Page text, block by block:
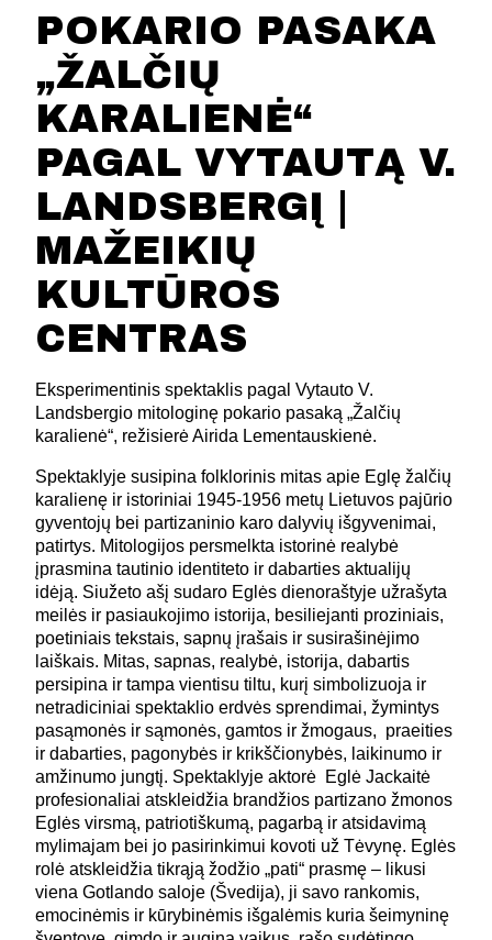
POKARIO PASAKA
„ŽALČIŲ
KARALIENĖ“
PAGAL VYTAUTĄ V.
LANDSBERGĮ |
MAŽEIKIŲ
KULTŪROS
CENTRAS
Eksperimentinis spektaklis pagal Vytauto V.
Landsbergio mitologinę pokario pasaką „Žalčių
karalienė“, režisierė Airida Lementauskienė.
Spektaklyje susipina folklorinis mitas apie Eglę žalčių
karalienę ir istoriniai 1945-1956 metų Lietuvos pajūrio
gyventojų bei partizaninio karo dalyvių išgyvenimai,
patirtys. Mitologijos persmelkta istorinė realybė
įprasmina tautinio identiteto ir dabarties aktualijų
idėją. Siužeto ašį sudaro Eglės dienoraštyje užrašyta
meilės ir pasiaukojimo istorija, besiliejanti proziniais,
poetiniais tekstais, sapnų įrašais ir susirašinėjimo
laiškais. Mitas, sapnas, realybė, istorija, dabartis
persipina ir tampa vientisu tiltu, kurį simbolizuoja ir
netradiciniai spektaklio erdvės sprendimai, žymintys
pasąmonės ir sąmonės, gamtos ir žmogaus, praeities
ir dabarties, pagonybės ir krikščionybės, laikinumo ir
amžinumo jungtį. Spektaklyje aktorė Eglė Jackaitė
profesionaliai atskleidžia brandžios partizano žmonos
Eglės virsmą, patriotiškumą, pagarbą ir atsidavimą
mylimajam bei jo pasirinkimui kovoti už Tėvynę. Eglės
rolė atskleidžia tikrąją žodžio „pati“ prasmę – likusi
viena Gotlando saloje (Švedija), ji savo rankomis,
emocinėmis ir kūrybinėmis išgalėmis kuria šeimyninę